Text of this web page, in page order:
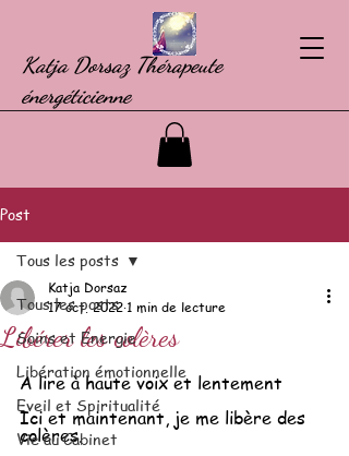
Katja Dorsaz Thérapeute
énergéticienne
Post
Tous les posts
Soins et Energie
Libération émotionnelle
Eveil et Spiritualité
Vie au Cabinet
Tous les posts
Libérer les colères
Katja Dorsaz
17 oct. 2022 1 min de lecture
A lire à haute voix et lentement
Ici et maintenant, je me libère des
colères.